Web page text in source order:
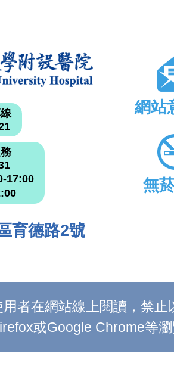
17:00
育德路2號
網站
無
者在網站線上閱讀，禁
或Google Chrome等瀏